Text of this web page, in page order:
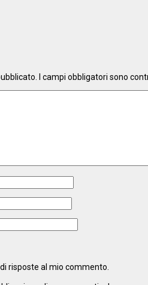
I campi obbligatori sono
risposte al mio commento.